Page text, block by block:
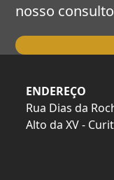
nosso
ENDEREÇO
Rua Dias da
Alto da XV -